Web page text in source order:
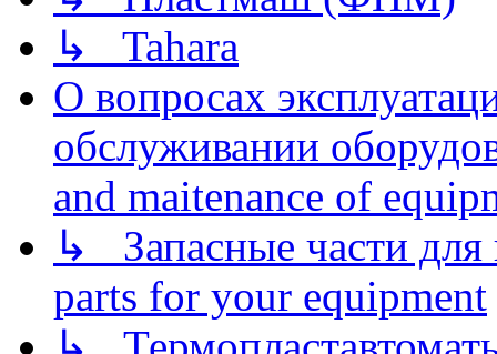
↳ Tahara
О вопросах
обслуживании
and maitenance of
↳ Запасные части для
parts for your equipment